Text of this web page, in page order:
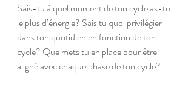
Sais-tu à quel moment de ton cycle as-tu
le plus d’énergie? Sais tu quoi privilégier
dans ton quotidien en fonction de ton
cycle? Que mets tu en place pour être
aligné avec chaque phase de ton cycle?